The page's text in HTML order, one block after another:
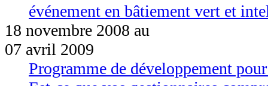
événement en bâtiement vert et
18 novembre 2008 au
07 avril 2009
Programme de développement